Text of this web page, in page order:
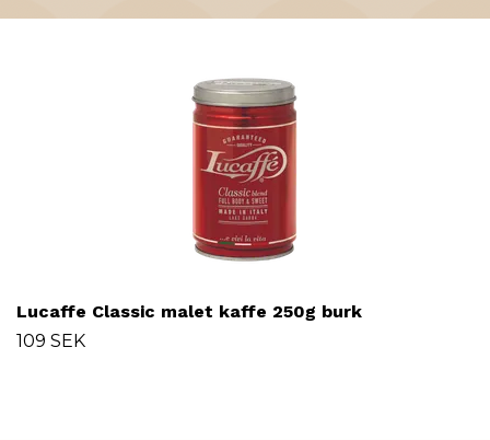
Lucaffe Classic malet kaffe 250g burk
109 SEK